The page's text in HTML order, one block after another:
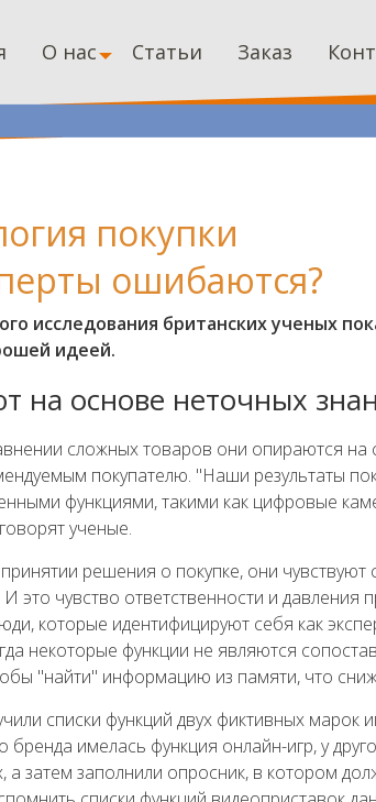
О нас Статьи Заказ
покупки
ошибаются?
исследования британских ученых
идеей.
на основе неточных
сложных товаров они опираются
покупателю. "Наши результаты
функциями, такими как цифровые
ученые.
решения о покупке, они
чувство ответственности и давления
которые идентифицируют себя как
некоторые функции не являются
"найти" информацию из памяти, что
списки функций двух фиктивных марок
имелась функция онлайн-игр, у
затем заполнили опросник, в котором